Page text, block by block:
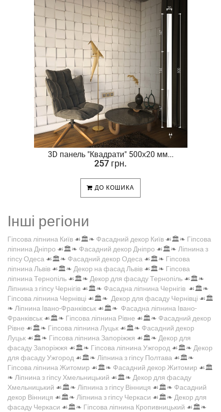
3D панель "Квадрати" 500х20 мм...
257 грн.
ДО КОШИКА
Інші регіони
Гіпсова ліпнина Київ ☙🏛️❧ Фасадний декор Київ ☙🏛️❧ Гіпсова
ліпнина Дніпро ☙🏛️❧ Фасадний декор Дніпро ☙🏛️❧ Ліпнина з
гіпсу Одеса ☙🏛️❧ Фасадний декор Одеса ☙🏛️❧ Гіпсова
ліпнина Львів ☙🏛️❧ Декор на фасад Львів ☙🏛️❧ Гіпсова
ліпнина Тернопіль ☙🏛️❧ Декор для фасаду Тернопіль ☙🏛️❧
Ліпнина з гіпсу Чернігів ☙🏛️❧ Фасадна ліпнина Чернігів ☙🏛️❧
Гіпсова ліпнина Чернівці ☙🏛️❧ Декор для фасаду Чернівці ☙🏛️
❧ Ліпнина Івано-Франківськ ☙🏛️❧ Фасадна ліпнина Івано-
Франківськ ☙🏛️❧ Гіпсова ліпнина Рівне ☙🏛️❧ Фасадний декор
Рівне ☙🏛️❧ Гіпсова ліпнина Луцьк ☙🏛️❧ Фасадний декор
Луцьк ☙🏛️❧ Гіпсова ліпнина Запоріжжя ☙🏛️❧ Декор для
фасаду Запоріжжя ☙🏛️❧ Гіпсова ліпнина Ужгород ☙🏛️❧ Декор
для фасаду Ужгород ☙🏛️❧ Ліпнина з гіпсу Полтава ☙🏛️❧
Гіпсова ліпнина Житомир ☙🏛️❧ Фасадний декор Житомир ☙🏛️
❧ Ліпнина з гіпсу Хмельницький ☙🏛️❧ Декор для фасаду
Хмельницький ☙🏛️❧ Ліпнина з гіпсу Вінниця ☙🏛️❧ Фасадний
декор Вінниця ☙🏛️❧ Ліпнина з гіпсу Черкаси ☙🏛️❧ Декор для
фасаду Черкаси ☙🏛️❧ Гіпсова ліпнина Кропивницький ☙🏛️❧